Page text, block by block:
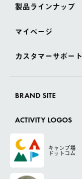
製品ラインナップ
マイページ
カスタマーサポート
BRAND SITE
ACTIVITY LOGOS
キャンプ場
ドットコム